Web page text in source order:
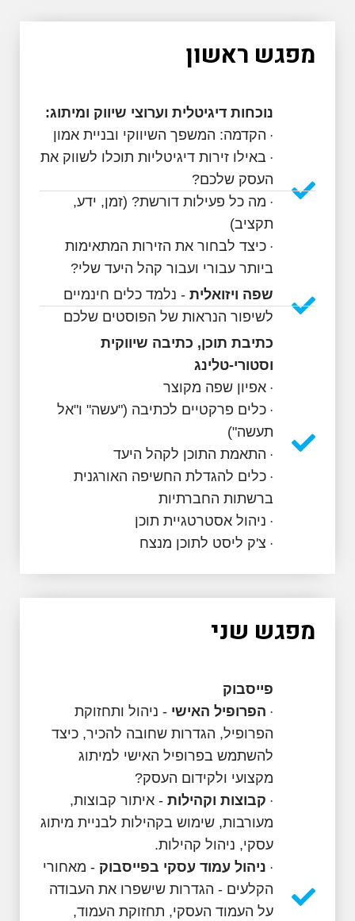
ראשון
נוכחות דיגיטלית וערוצי שיווק ומיתוג:
הקדמה: המשפך השיווקי ובניית אמון
באילו זירות דיגיטליות תוכלו לשווק את
העסק שלכם?
מה כל פעילות דורשת? (זמן, ידע,
כיצד לבחור את הזירות המתאימות
ביותר עבורי ועבור קהל היעד שלי?
שפה ויזואלית- נלמד כלים חינמיים
לשיפור הנראות של הפוסטים שלכם
כתיבת תוכן, כתיבה שיווקית
וסטורי-טלינג
אפיון שפה מקוצר
כלים פרקטיים לכתיבה ("עשה" ו"אל
תעשה")
התאמת התוכן לקהל היעד
כלים להגדלת החשיפה האורגנית
ברשתות החברתיות
ניהול אסטרטגיית תוכן
צ'ק ליסט לתוכן מנצח
שני
פייסבוק
הפרופיל האישי- ניהול ותחזוקת
הפרופיל, הגדרות שחובה להכיר, כיצד
להשתמש בפרופיל האישי למיתוג
מקצועי ולקידום העסק?
קבוצות וקהילות- איתור קבוצות,
מעורבות, שימוש בקהילות לבניית מיתוג
עסקי, ניהול קהילות.
ניהול עמוד עסקי בפייסבוק- מאחורי
הקלעים - הגדרות שישפרו את העבודה
על העמוד העסקי, תחזוקת העמוד,